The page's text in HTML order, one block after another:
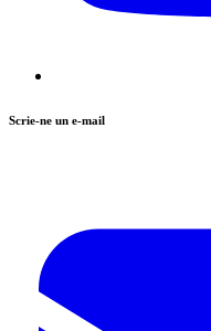
Scrie-ne un e-mail